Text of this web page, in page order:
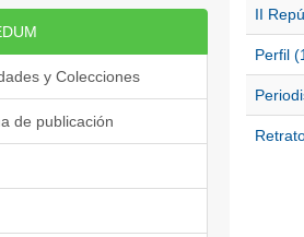
y Colecciones
de publicación
II
Perfil